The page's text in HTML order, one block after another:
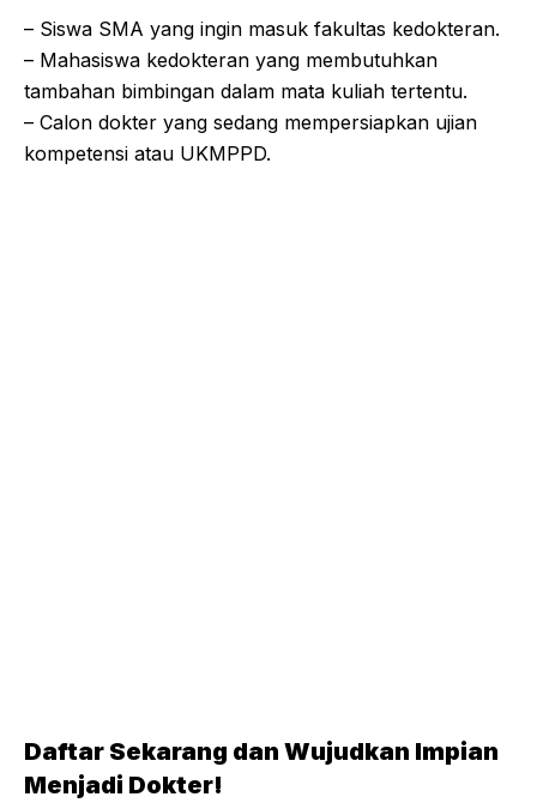
– Siswa SMA yang ingin masuk fakultas kedokteran.
– Mahasiswa kedokteran yang membutuhkan
tambahan bimbingan dalam mata kuliah tertentu.
– Calon dokter yang sedang mempersiapkan ujian
kompetensi atau UKMPPD.
Daftar Sekarang dan Wujudkan Impian
Menjadi Dokter!